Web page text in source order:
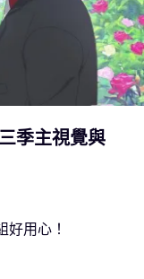
季主視覺與
用心！